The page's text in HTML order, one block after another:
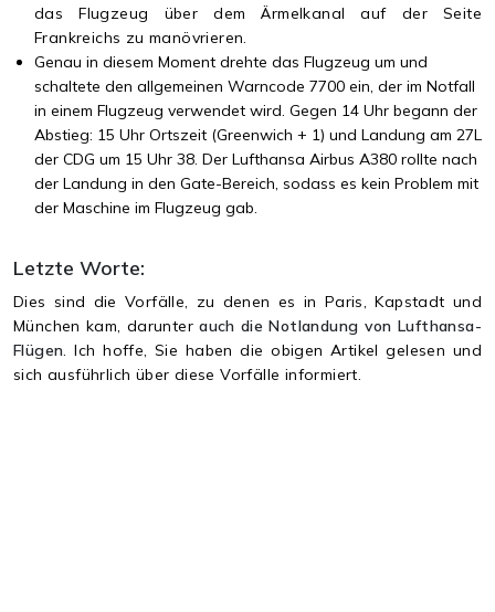
das Flugzeug über dem Ärmelkanal auf der Seite
Frankreichs zu manövrieren.
Genau in diesem Moment drehte das Flugzeug um und
schaltete den allgemeinen Warncode 7700 ein, der im Notfall
in einem Flugzeug verwendet wird. Gegen 14 Uhr begann der
Abstieg: 15 Uhr Ortszeit (Greenwich + 1) und Landung am 27L
der CDG um 15 Uhr 38. Der Lufthansa Airbus A380 rollte nach
der Landung in den Gate-Bereich, sodass es kein Problem mit
der Maschine im Flugzeug gab.
Letzte Worte:
Dies sind die Vorfälle, zu denen es in Paris, Kapstadt und
München kam, darunterauch die Notlandung von Lufthansa-
Flügen . Ich hoffe, Sie haben die obigen Artikel gelesen und
sich ausführlich über diese Vorfälle informiert.